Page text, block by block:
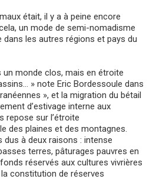
était, il y a à peine encore
un mode de semi-nomadisme
les autres régions et pays du
monde clos, mais en étroite
» note Eric Bordessoule dans
», et la migration du bétail
d’estivage interne aux
repose sur l’étroite
des plaines et des montagnes.
à deux raisons : intense
terres, pâturages pauvres en
réservés aux cultures vivrières
constitution de réserves